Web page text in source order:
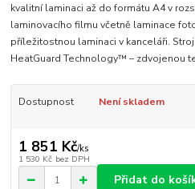
kvalitní laminaci až do formátu A4 v
laminovacího filmu včetně laminace
příležitostnou laminaci v kanceláři.
HeatGuard Technology™ – zdvojenou
Dostupnost Není skladem
1 851 Kč/ks
1 530 Kč bez DPH
Přidat do